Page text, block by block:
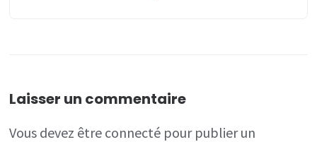
Laisser un commentaire
Vous devez être connecté pour publier un